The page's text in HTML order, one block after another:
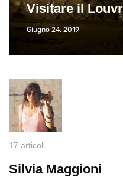
Visitare il
Giugno 24, 2019
17 articoli
Silvia Maggioni